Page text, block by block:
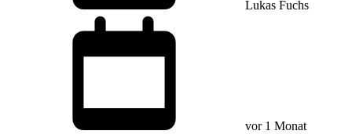
Lukas Fuchs
vor 1 Monat